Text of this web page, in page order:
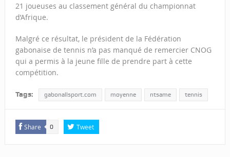
21 joueuses au classement général du championnat
d’Afrique.
Malgré ce résultat, le président de la Fédération
gabonaise de tennis n’a pas manqué de remercier CNOG
qui a permis à la jeune fille de prendre part à cette
compétition.
Tags: gabonallsport.com moyenne ntsame tennis
Share 0 Tweet